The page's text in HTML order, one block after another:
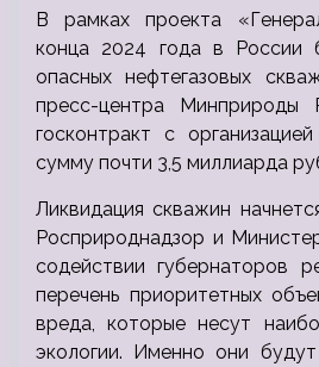
В рамках проекта
конца 2024 года в России
опасных нефтегазовых
пресс-центра Минприроды
госконтракт с
сумму почти 3,5 миллиарда
Ликвидация скважин
Росприроднадзор и
содействии губернаторов
перечень приоритетных
вреда, которые несут
экологии. Именно они